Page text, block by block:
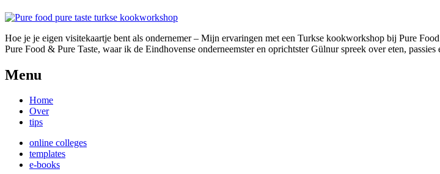
Hoe je je eigen visitekaartje bent als ondernemer – Mijn ervaringen met een Turkse kookworkshop bij Pure
Pure Food & Pure Taste, waar ik de Eindhovense onderneemster en oprichtster Gülnur spreek over eten,
Menu
Home
Over
tips
online colleges
templates
e-books